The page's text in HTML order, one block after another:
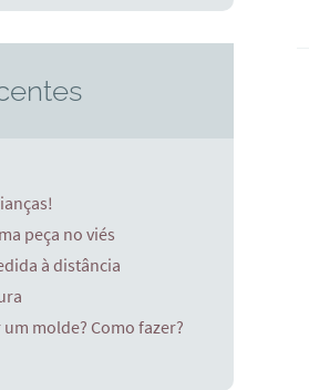
peça no viés
à distância
molde? Como fazer?